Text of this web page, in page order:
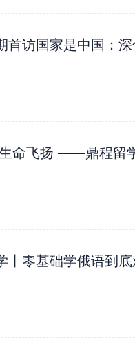
首访国家是中国：
命飞扬 ——鼎程留
丨零基础学俄语到底